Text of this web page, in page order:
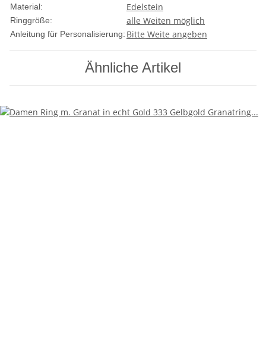
Material: Edelstein
Ringgröße: alle Weiten möglich
Anleitung für Personalisierung: Bitte Weite angeben
Ähnliche Artikel